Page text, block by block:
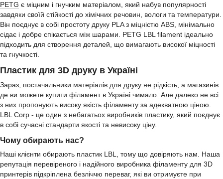
PETG є міцним і гнучким матеріалом, який набув популярності
завдяки своїй стійкості до хімічних речовин, вологи та температури.
Він поєднує в собі простоту друку PLA з міцністю ABS, мінімально
сідає і добре спікається між шарами. PETG LBL filament ідеально
підходить для створення деталей, що вимагають високої міцності
та гнучкості.
Пластик для 3D друку в Україні
Зараз, постачальники матеріалів для друку не рідкість, а магазинів
де ви можете купити філамент в Україні чимало. Але далеко не всі
з них пропонують високу якість філаменту за адекватною ціною.
LBL Corp - це один з небагатьох виробників пластику, який поєднує
в собі сучасні стандарти якості та невисоку ціну.
Чому обирають нас?
Наші клієнти обирають пластик LBL, тому що довіряють нам. Наша
репутація перевіреного і надійного виробника філаменту для 3D
принтерів підкріплена безліччю переваг, які ви отримуєте при